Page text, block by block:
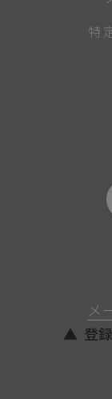
メ
登
特